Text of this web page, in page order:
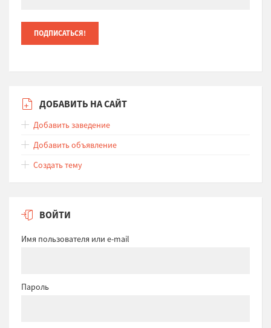
ДОБАВИТЬ НА САЙТ
Добавить заведение
Добавить объявление
Создать тему
ВОЙТИ
Имя пользователя или e-mail
Пароль